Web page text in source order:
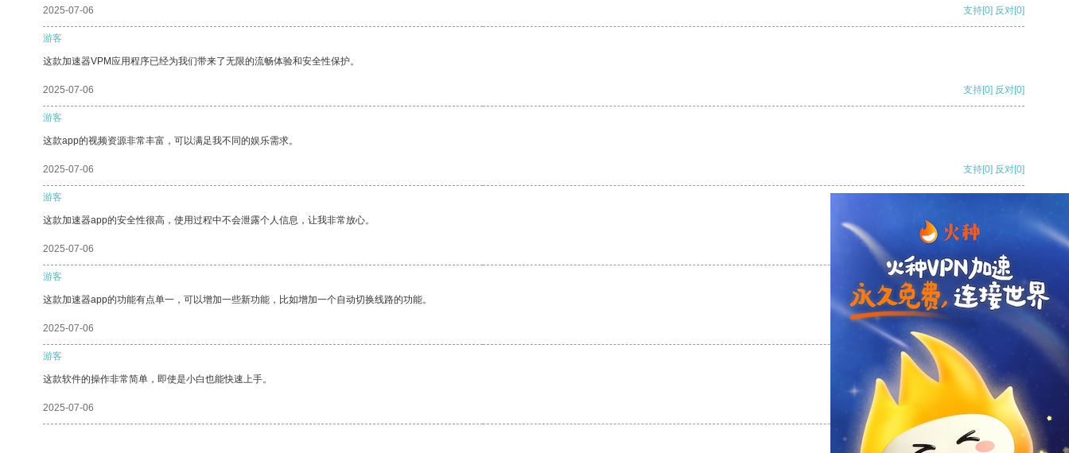
2025-07-06 支持[0] 反对[0]
游客
这款加速器VPM应用程序已经为我们带来了无限的流畅体验和安全性保护。
2025-07-06 支持[0] 反对[0]
游客
这款app的视频资源非常丰富，可以满足我不同的娱乐需求。
2025-07-06 支持[0] 反对[0]
游客
这款加速器app的安全性很高，使用过程中不会泄露个人信息，让我非常放心。
2025-07-06
游客
这款加速器app的功能有点单一，可以增加一些新功能，比如增加一个自动切换线路的功能。
2025-07-06 反对
游客
这款软件的操作非常简单，即使是小白也能快速上手。
2025-07-06 反对[0]